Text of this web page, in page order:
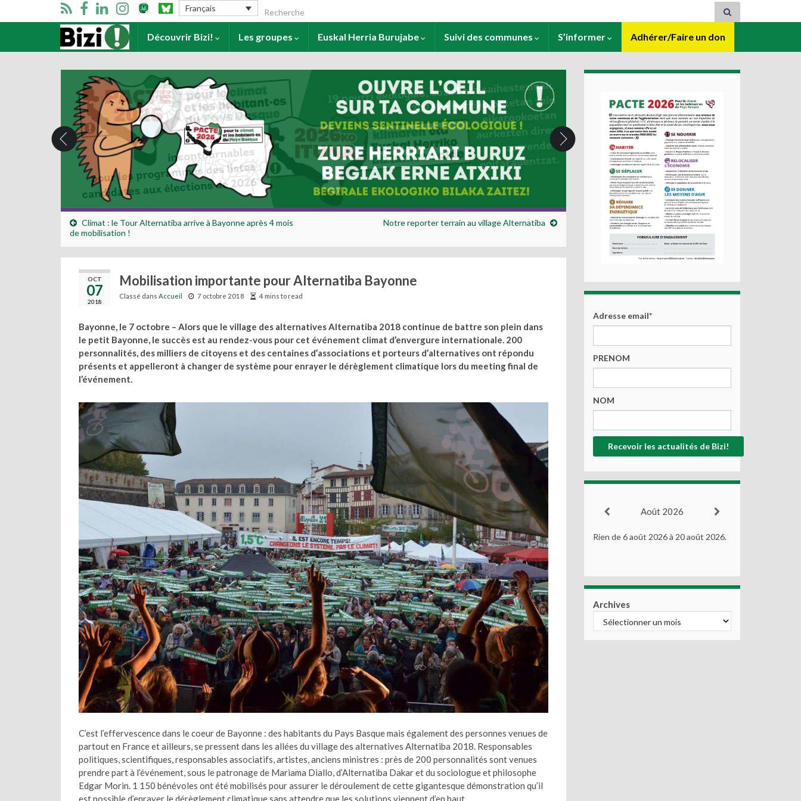
Français Search for:
Accueil Découvrir Bizi! Les groupes Euskal Herria Burujabe Suivi des communes S’informer Adhérer/Faire un don
Climat : le Tour Alternatiba arrive à Bayonne après 4 mois
de mobilisation !
Notre reporter terrain au village Alternatiba
OCT
07
2018
Mobilisation importante pour Alternatiba Bayonne
Classé dans Accueil 7 octobre 2018 4 mins to read
Bayonne, le 7 octobre – Alors que le village des alternatives Alternatiba 2018 continue de battre son plein dans
le petit Bayonne, le succès est au rendez-vous pour cet événement climat d’envergure internationale. 200
personnalités, des milliers de citoyens et des centaines d’associations et porteurs d’alternatives ont répondu
présents et appelleront à changer de système pour enrayer le dérèglement climatique lors du meeting final de
l’événement.
C’est l’effervescence dans le coeur de Bayonne : des habitants du Pays Basque mais également des personnes venues de
partout en France et ailleurs, se pressent dans les allées du village des alternatives Alternatiba 2018. Responsables
politiques, scientifiques, responsables associatifs, artistes, anciens ministres : près de 200 personnalités sont venues
prendre part à l’événement, sous le patronage de Mariama Diallo, d’Alternatiba Dakar et du sociologue et philosophe
Edgar Morin. 1 150 bénévoles ont été mobilisés pour assurer le déroulement de cette gigantesque démonstration qu’il
est possible d’enrayer le dérèglement climatique sans attendre que les solutions viennent d’en haut.
Adresse email*
PRENOM
NOM
Août 2026
Rien de 6 août 2026 à 20 août 2026.
Archives